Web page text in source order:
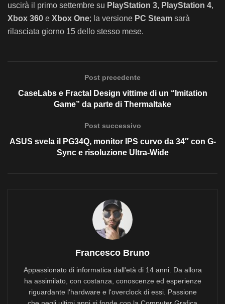
uscirà il primo settembre su PlayStation 3, PlayStation 4,
Xbox 360 e Xbox One; la versione PC Steam sarà
rilasciata giorno 15 dello stesso mese.
Post precedente
CaseLabs e Fractal Design vittime di un “Imitation
Game” da parte di Thermaltake
Post successivo
ASUS svela il PG34Q, monitor IPS curvo da 34″ con G-
Sync e risoluzione Ultra-Wide
Francesco Bruno
Appassionato di informatica dall'età di 14 anni. Da allora
ha assimilato, con costanza, conoscenze ed esperienze
riguardante l'hardware e l'overclock di essi. Passione